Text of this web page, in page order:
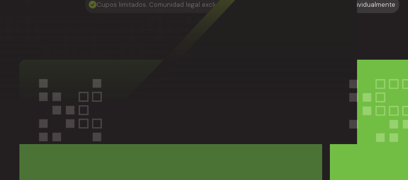
Cupos limitados. Comunidad legal exclusiva Cada partner es evaluado individualmente